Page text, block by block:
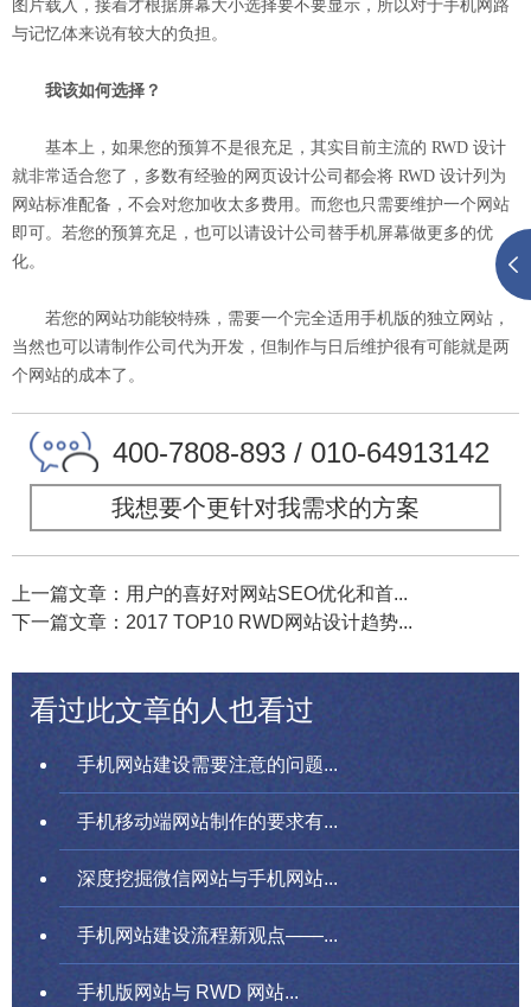
图片载入，接着才根据屏幕大小选择要不要显示，所以对于手机网路
与记忆体来说有较大的负担。
我该如何选择？
基本上，如果您的预算不是很充足，其实目前主流的 RWD 设计
就非常适合您了，多数有经验的网页设计公司都会将 RWD 设计列为
网站标准配备，不会对您加收太多费用。而您也只需要维护一个网站
即可。若您的预算充足，也可以请设计公司替手机屏幕做更多的优
化。
若您的网站功能较特殊，需要一个完全适用手机版的独立网站，
当然也可以请制作公司代为开发，但制作与日后维护很有可能就是两
个网站的成本了。
400-7808-893 / 010-64913142
我想要个更针对我需求的方案
上一篇文章：用户的喜好对网站SEO优化和首...
下一篇文章：2017 TOP10 RWD网站设计趋势...
看过此文章的人也看过
手机网站建设需要注意的问题...
手机移动端网站制作的要求有...
深度挖掘微信网站与手机网站...
手机网站建设流程新观点——...
手机版网站与 RWD 网站...